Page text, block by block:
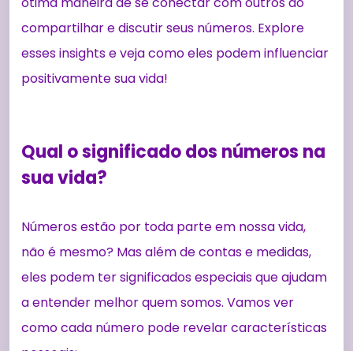
compartilhar e discutir seus números. Explore
esses insights e veja como eles podem influenciar
positivamente sua vida!
Qual o significado dos números na
sua vida?
Números estão por toda parte em nossa vida,
não é mesmo? Mas além de contas e medidas,
eles podem ter significados especiais que ajudam
a entender melhor quem somos. Vamos ver
como cada número pode revelar características